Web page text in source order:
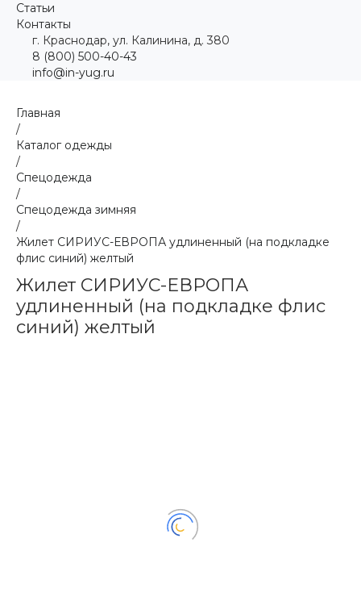
Статьи
Контакты
г. Краснодар, ул. Калинина, д. 380
8 (800) 500-40-43
info@in-yug.ru
Главная
/
Каталог одежды
/
Спецодежда
/
Спецодежда зимняя
/
Жилет СИРИУС-ЕВРОПА удлиненный (на подкладке
флис синий) желтый
Жилет СИРИУС-ЕВРОПА
удлиненный (на подкладке флис
синий) желтый